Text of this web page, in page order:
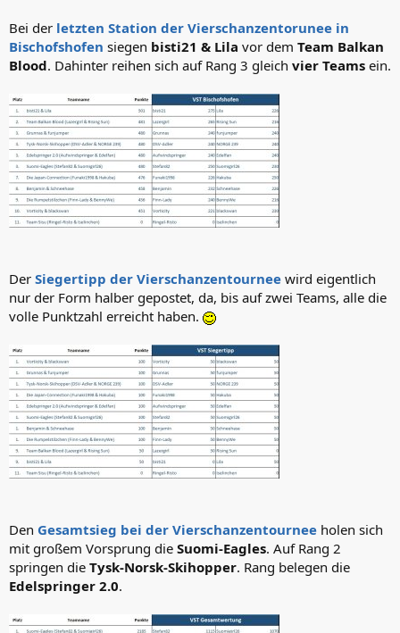
Bei der letzten Station der Vierschanzentorunee in
Bischofshofen siegen bisti21 & Lila vor dem Team Balkan
Blood. Dahinter reihen sich auf Rang 3 gleich vier Teams ein.
Der Siegertipp der Vierschanzentournee wird eigentlich
nur der Form halber gepostet, da, bis auf zwei Teams, alle die
volle Punktzahl erreicht haben.
Den Gesamtsieg bei der Vierschanzentournee holen sich
mit großem Vorsprung die Suomi-Eagles. Auf Rang 2
springen die Tysk-Norsk-Skihopper. Rang belegen die
Edelspringer 2.0.